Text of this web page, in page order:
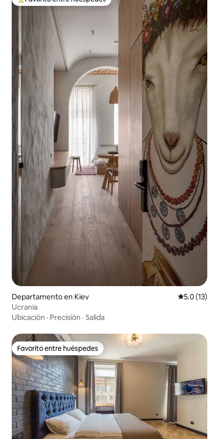
De los mejores en Favorito entre huéspedes
Departamento en Kiev Calificación
5.0 (13)
Ucrania
Ubicación · Precisión · Salida
Favorito entre huéspedes
Favorito entre huéspedes